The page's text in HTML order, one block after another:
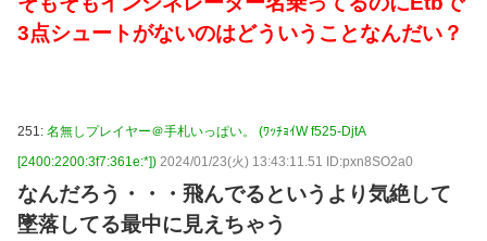
3点シュートがないのはどういうことなんだい？
251: 名無しプレイヤー＠手札いっぱい。 (ﾜｯﾁｮｲW f525-DjtA
[2400:2200:3f7:361e:*]) 2024/01/23(火) 13:43:11.51 ID:pxn8SO2a0
なんだろう・・・飛んでるというより気絶して
墜落してる最中に見えちゃう